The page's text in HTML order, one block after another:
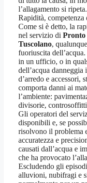
l’allagamento si ripeta.
Rapidità, competenza
Come si è detto, la
nel servizio di Pronto
Tuscolano,
fuoriuscita
in un ufficio, o in
dell’acqua
d’arredo e accessori,
comporta danni ai
l’ambiente:
divisorie,
Gli operatori del
disponibili e, se
risolvono il problema
accuratezza e
causati dall’acqua e
che ha provocato
Escludendo gli
alluvioni, nubifragi e